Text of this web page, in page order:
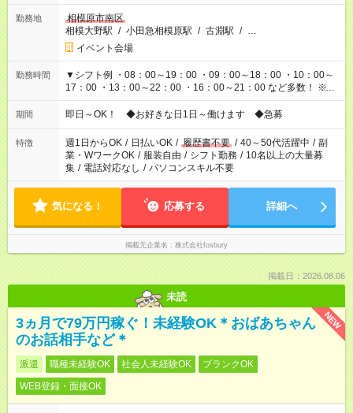
勤務地
相模原市南区
相模大野駅 / 小田急相模原駅 / 古淵駅 / …
イベント会場
勤務時間
▼シフト例 ・08：00～19：00 ・09：00～18：00 ・10：00～
17：00 ・13：00～22：00 ・16：00～21：00 など多数！ ※お
仕事により勤務時間が異なります
期間 即日～OK！ ◆お好きな日1日～働けます ◆急募
特徴 週1日からOK / 日払いOK / 履歴書不要 / 40～50代活躍中 / 副
業・WワークOK / 服装自由 / シフト勤務 / 10名以上の大量募
集 / 電話対応なし / パソコンスキル不要
気になる！ 応募する 詳細へ
掲載元企業名 株式会社fosbury
掲載日：2026.08.06
未読
NEW
3ヵ月で79万円稼ぐ！未経験OK＊おばあちゃん
のお話相手など＊
派遣 職種未経験OK 社会人未経験OK
ブランクOK
WEB登録・面接OK